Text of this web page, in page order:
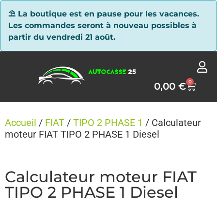
⛱ La boutique est en pause pour les vacances.
Les commandes seront à nouveau possibles à
partir du vendredi 21 août.
0,00€ 0
Accueil / FIAT / TIPO 2 PHASE 1 / Calculateur
moteur FIAT TIPO 2 PHASE 1 Diesel
Calculateur moteur FIAT
TIPO 2 PHASE 1 Diesel
Panneau de gestion des cookies